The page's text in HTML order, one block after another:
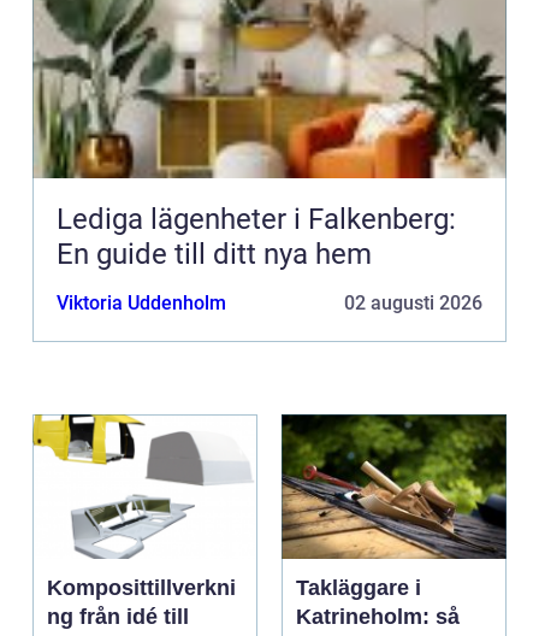
Lediga lägenheter i Falkenberg:
En guide till ditt nya hem
Viktoria Uddenholm 02 augusti 2026
Komposittillverkni
ng från idé till
Takläggare i
Katrineholm: så